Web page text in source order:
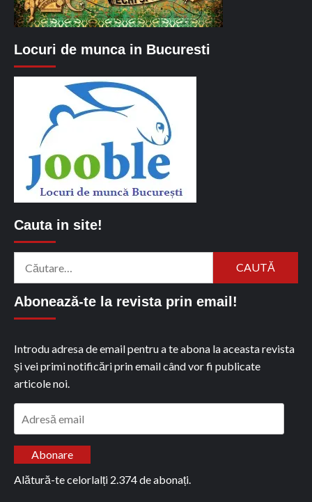
Locuri de munca in Bucuresti
Cauta in site!
Abonează-te la revista prin email!
Introdu adresa de email pentru a te abona la aceasta revista
și vei primi notificări prin email când vor fi publicate
articole noi.
Abonare
Alătură-te celorlalți 2.374 de abonați.